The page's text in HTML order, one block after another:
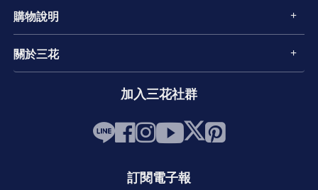
購物說明
關於三花
加入三花社群
訂閱電子報